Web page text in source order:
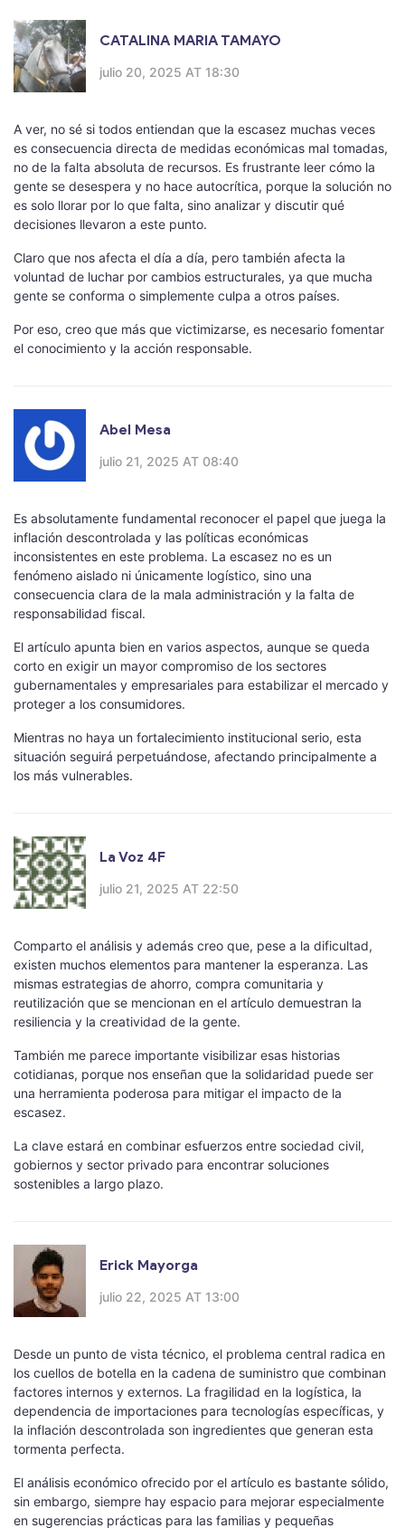
CATALINA MARIA TAMAYO
julio 20, 2025 AT 18:30
A ver, no sé si todos entiendan que la escasez muchas veces
es consecuencia directa de medidas económicas mal tomadas,
no de la falta absoluta de recursos. Es frustrante leer cómo la
gente se desespera y no hace autocrítica, porque la solución no
es solo llorar por lo que falta, sino analizar y discutir qué
decisiones llevaron a este punto.
Claro que nos afecta el día a día, pero también afecta la
voluntad de luchar por cambios estructurales, ya que mucha
gente se conforma o simplemente culpa a otros países.
Por eso, creo que más que victimizarse, es necesario fomentar
el conocimiento y la acción responsable.
Abel Mesa
julio 21, 2025 AT 08:40
Es absolutamente fundamental reconocer el papel que juega la
inflación descontrolada y las políticas económicas
inconsistentes en este problema. La escasez no es un
fenómeno aislado ni únicamente logístico, sino una
consecuencia clara de la mala administración y la falta de
responsabilidad fiscal.
El artículo apunta bien en varios aspectos, aunque se queda
corto en exigir un mayor compromiso de los sectores
gubernamentales y empresariales para estabilizar el mercado y
proteger a los consumidores.
Mientras no haya un fortalecimiento institucional serio, esta
situación seguirá perpetuándose, afectando principalmente a
los más vulnerables.
La Voz 4F
julio 21, 2025 AT 22:50
Comparto el análisis y además creo que, pese a la dificultad,
existen muchos elementos para mantener la esperanza. Las
mismas estrategias de ahorro, compra comunitaria y
reutilización que se mencionan en el artículo demuestran la
resiliencia y la creatividad de la gente.
También me parece importante visibilizar esas historias
cotidianas, porque nos enseñan que la solidaridad puede ser
una herramienta poderosa para mitigar el impacto de la
escasez.
La clave estará en combinar esfuerzos entre sociedad civil,
gobiernos y sector privado para encontrar soluciones
sostenibles a largo plazo.
Erick Mayorga
julio 22, 2025 AT 13:00
Desde un punto de vista técnico, el problema central radica en
los cuellos de botella en la cadena de suministro que combinan
factores internos y externos. La fragilidad en la logística, la
dependencia de importaciones para tecnologías específicas, y
la inflación descontrolada son ingredientes que generan esta
tormenta perfecta.
El análisis económico ofrecido por el artículo es bastante sólido,
sin embargo, siempre hay espacio para mejorar especialmente
en sugerencias prácticas para las familias y pequeñas